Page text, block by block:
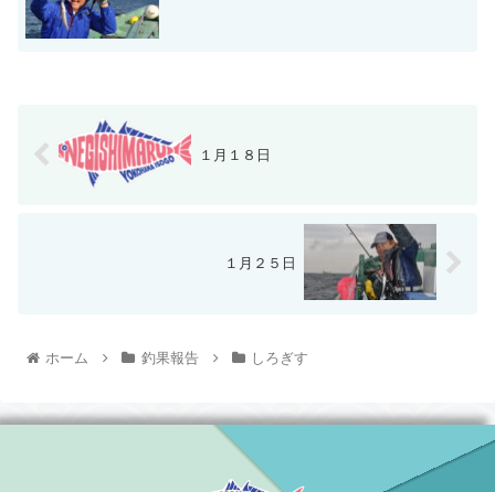
１月１８日
１月２５日
ホーム 釣果報告 しろぎす